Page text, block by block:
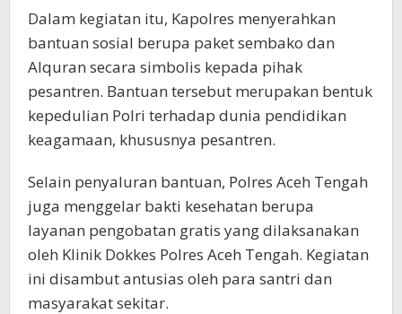
Dalam kegiatan itu, Kapolres menyerahkan
bantuan sosial berupa paket sembako dan
Alquran secara simbolis kepada pihak
pesantren. Bantuan tersebut merupakan bentuk
kepedulian Polri terhadap dunia pendidikan
keagamaan, khususnya pesantren.
Selain penyaluran bantuan, Polres Aceh Tengah
juga menggelar bakti kesehatan berupa
layanan pengobatan gratis yang dilaksanakan
oleh Klinik Dokkes Polres Aceh Tengah. Kegiatan
ini disambut antusias oleh para santri dan
masyarakat sekitar.